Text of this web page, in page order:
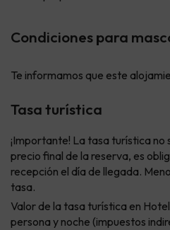
Condiciones para
Te informamos que este
Tasa turística
¡Importante! La tasa turística no
precio final de la reserva, es
recepción el día de llegada.
tasa.
Valor de la tasa turística en
persona y noche (impuestos